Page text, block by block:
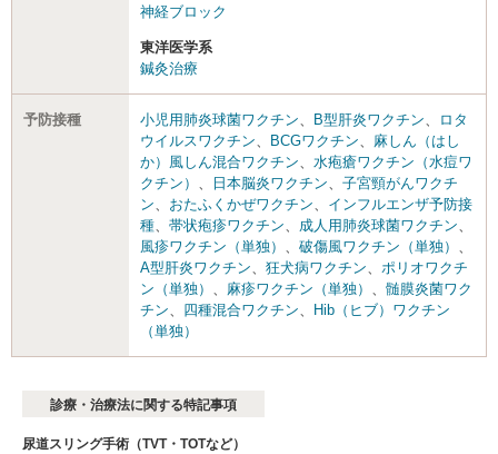
神経ブロック
東洋医学系
鍼灸治療
予防接種 小児用肺炎球菌ワクチン B型肝炎ワクチン
ロタ
ウイルスワクチン
BCGワクチン
麻しん（はし
か）風しん混合ワクチン
水疱瘡ワクチン（水痘ワ
クチン）
日本脳炎ワクチン
子宮頸がんワクチ
ン
おたふくかぜワクチン
インフルエンザ予防接
種
帯状疱疹ワクチン 成人用肺炎球菌ワクチン
風疹ワクチン（単独）
破傷風ワクチン（単独）
A型肝炎ワクチン
狂犬病ワクチン
ポリオワクチ
ン（単独）
麻疹ワクチン（単独）
髄膜炎菌ワク
チン
四種混合ワクチン
Hib（ヒブ）ワクチン
（単独）
診療・治療法に関する特記事項
尿道スリング手術（TVT・TOTなど）